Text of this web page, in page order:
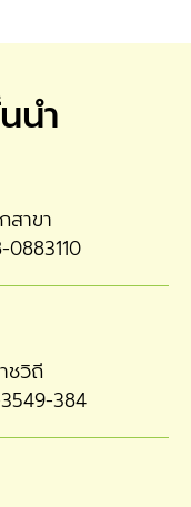
นำ
สาขา
ชวิถี
384